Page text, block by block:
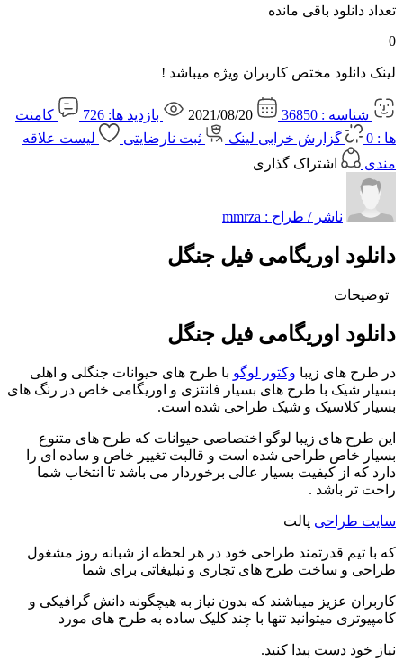
تعداد دانلود باقی مانده
0
لینک دانلود مختص کاربران ویژه میباشد !
شناسه : 36850 بازدید ها: 726
کامنت
ها : 0
گزارش خرابی لینک ثبت نارضایتی
لیست علاقه
مندی
اشتراک گذاری
ناشر / طراح : mmrza
دانلود اوریگامی فیل جنگل
توضیحات
دانلود اوریگامی فیل جنگل
در طرح های زیبا وکتور لوگو با طرح های حیوانات جنگلی و اهلی
بسیار شیک با طرح های بسیار فانتزی و اوریگامی خاص در رنگ های
بسیار کلاسیک و شیک طراحی شده است.
این طرح های زیبا لوگو اختصاصی حیوانات که طرح های متنوع
بسیار خاص طراحی شده است و قالبت تغییر خاص و ساده ای را
دارد که از کیفیت بسیار عالی برخوردار می باشد تا انتخاب شما
راحت تر باشد .
سایت طراحی پالت
که با تیم قدرتمند طراحی خود در هر لحظه از شبانه روز مشغول
طراحی و ساخت طرح های تجاری و تبلیغاتی برای شما
کاربران عزیز میباشند که بدون نیاز به هیچگونه دانش گرافیکی و
کامپیوتری میتوانید تنها با چند کلیک ساده به طرح های مورد
نیاز خود دست پیدا کنید.